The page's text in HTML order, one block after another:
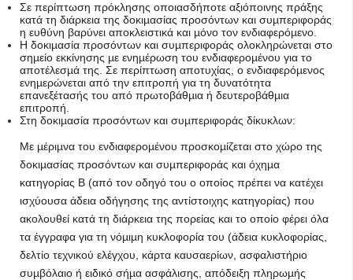
Σε περίπτωση πρόκλησης οποιασδήποτε αξιόποινης πράξης
κατά τη διάρκεια της δοκιµασίας προσόντων και συµπεριφοράς
η ευθύνη βαρύνει αποκλειστικά και µόνο τον ενδιαφερόµενο.
Η δοκιµασία προσόντων και συµπεριφοράς ολοκληρώνεται στο
σηµείο εκκίνησης µε ενηµέρωση του ενδιαφεροµένου για το
αποτέλεσµά της. Σε περίπτωση αποτυχίας, ο ενδιαφερόµενος
ενηµερώνεται από την επιτροπή για τη δυνατότητα
επανεξέτασής του από πρωτοβάθµια ή δευτεροβάθµια
επιτροπή.
Στη δοκιµασία προσόντων και συµπεριφοράς δίκυκλων:
Με µέριµνα του ενδιαφεροµένου προσκοµίζεται στο χώρο της
δοκιµασίας προσόντων και συµπεριφοράς και όχηµα
κατηγορίας Β (από τον οδηγό του ο οποίος πρέπει να κατέχει
ισχύουσα άδεια οδήγησης της αντίστοιχης κατηγορίας) που
ακολουθεί κατά τη διάρκεια της πορείας και το οποίο φέρει όλα
τα έγγραφα για τη νόµιµη κυκλοφορία του (άδεια κυκλοφορίας,
δελτίο τεχνικού ελέγχου, κάρτα καυσαερίων, ασφαλιστήριο
συµβόλαιο ή ειδικό σήµα ασφάλισης, απόδειξη πληρωµής